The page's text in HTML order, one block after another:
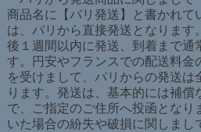
商品名に【パリ発送】と書かれて
は、パリから直接発送となります
後１週間以内に発送、到着まで通
す。円安やフランスでの配送料金
を受けまして、パリからの発送は
ります。発送は、基本的には補償
で、ご指定のご住所へ投函となり
いた場合の紛失や破損に関しまし